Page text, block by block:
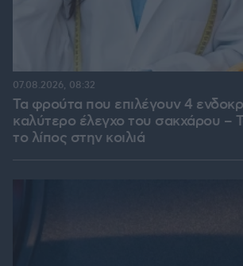
Τα φρούτα που επιλέγουν 4
καλύτερο έλεγχο του σακχάρου –
το λίπος στην κοιλιά
07.08.2026, 08:32